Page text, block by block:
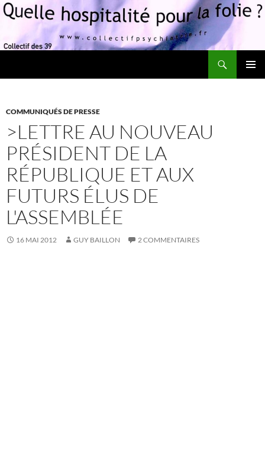
COMMUNIQUÉS DE PRESSE
>LETTRE AU NOUVEAU
PRÉSIDENT DE LA
RÉPUBLIQUE ET AUX
FUTURS ÉLUS DE
L'ASSEMBLÉE
16 MAI 2012 GUY BAILLON 2 COMMENTAIRES